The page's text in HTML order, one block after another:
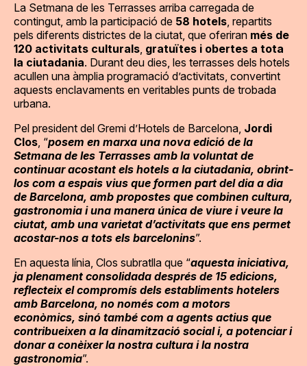
La Setmana de les Terrasses arriba carregada de
contingut, amb la participació de 58 hotels, repartits
pels diferents districtes de la ciutat, que oferiran més de
120 activitats culturals, gratuïtes i obertes a tota
la ciutadania. Durant deu dies, les terrasses dels hotels
acullen una àmplia programació d’activitats, convertint
aquests enclavaments en veritables punts de trobada
urbana.
Pel president del Gremi d’Hotels de Barcelona, Jordi
Clos, “posem en marxa una nova edició de la
Setmana de les Terrasses amb la voluntat de
continuar acostant els hotels a la ciutadania, obrint-
los com a espais vius que formen part del dia a dia
de Barcelona, amb propostes que combinen cultura,
gastronomia i una manera única de viure i veure la
ciutat, amb una varietat d’activitats que ens permet
acostar-nos a tots els barcelonins”.
En aquesta línia, Clos subratlla que “aquesta iniciativa,
ja plenament consolidada després de 15 edicions,
reflecteix el compromís dels establiments hotelers
amb Barcelona, no només com a motors
econòmics, sinó també com a agents actius que
contribueixen a la dinamització social i, a potenciar i
donar a conèixer la nostra cultura i la nostra
gastronomia”.